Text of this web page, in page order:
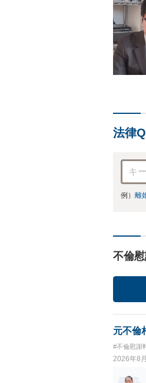
法律
例） 離
不倫
元不倫
#不倫慰謝
2026年8